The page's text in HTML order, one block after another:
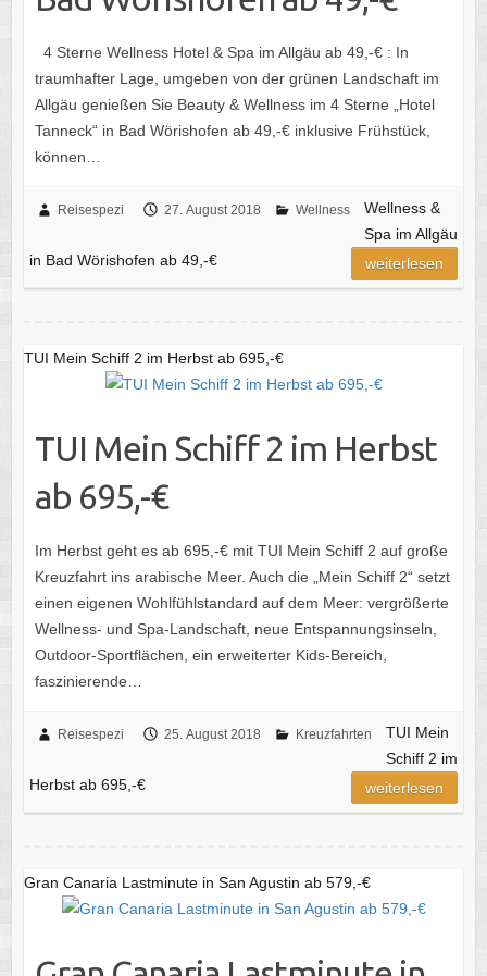
4 Sterne Wellness Hotel & Spa im Allgäu ab 49,-€ : In
traumhafter Lage, umgeben von der grünen Landschaft im
Allgäu genießen Sie Beauty & Wellness im 4 Sterne „Hotel
Tanneck“ in Bad Wörishofen ab 49,-€ inklusive Frühstück,
können…
Reisespezi 27. August 2018 Wellness
Wellness &
Spa im Allgäu
in Bad Wörishofen ab 49,-€
weiterlesen
TUI Mein Schiff 2 im Herbst ab 695,-€
TUI Mein Schiff 2 im Herbst
ab 695,-€
Im Herbst geht es ab 695,-€ mit TUI Mein Schiff 2 auf große
Kreuzfahrt ins arabische Meer. Auch die „Mein Schiff 2“ setzt
einen eigenen Wohlfühlstandard auf dem Meer: vergrößerte
Wellness- und Spa-Landschaft, neue Entspannungsinseln,
Outdoor-Sportflächen, ein erweiterter Kids-Bereich,
faszinierende…
Reisespezi 25. August 2018 Kreuzfahrten
TUI Mein
Schiff 2 im
Herbst ab 695,-€
weiterlesen
Gran Canaria Lastminute in San Agustin ab 579,-€